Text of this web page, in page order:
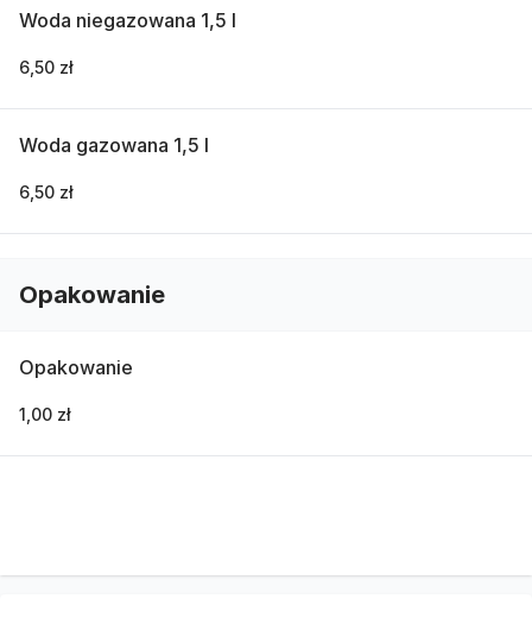
Woda niegazowana 1,5 l
6,50 zł
Woda gazowana 1,5 l
6,50 zł
Opakowanie
Opakowanie
1,00 zł